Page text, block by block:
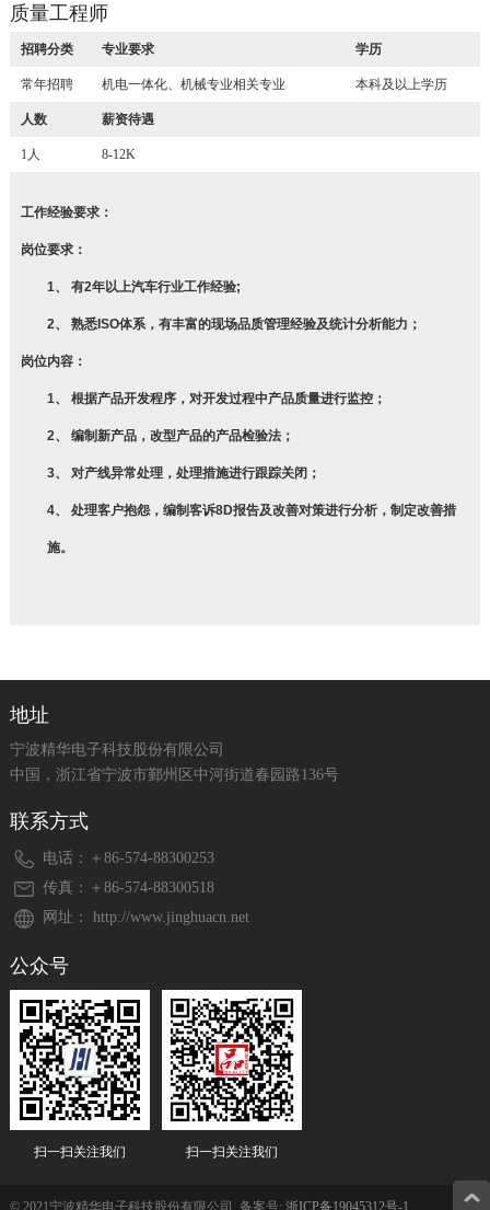
质量工程师
招聘分类 专业要求 学历
常年招聘 机电一体化、机械专业相关专业 本科及以上学历
人数 薪资待遇
1人 8-12K
工作经验要求：
岗位要求：
1、 有2年以上汽车行业工作经验;
2、 熟悉ISO体系，有丰富的现场品质管理经验及统计分析能力；
岗位内容：
1、 根据产品开发程序，对开发过程中产品质量进行监控；
2、 编制新产品，改型产品的产品检验法；
3、 对产线异常处理，处理措施进行跟踪关闭；
4、 处理客户抱怨，编制客诉8D报告及改善对策进行分析，制定改善措
施。
地址
宁波精华电子科技股份有限公司
中国，浙江省宁波市鄞州区中河街道春园路136号
联系方式
电话：＋86-574-88300253
传真：＋86-574-88300518
网址： http://www.jinghuacn.net
公众号
扫一扫关注我们 扫一扫关注我们
© 2021宁波精华电子科技股份有限公司 备案号: 浙ICP备19045312号-1